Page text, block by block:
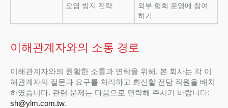
오염 방지 전략
외부 협회 운영에 참여
하기
이해관계자와의 소통 경로
이해관계자와의 원활한 소통과 연락을 위해, 본 회사는 각 이
해관계자의 질문과 요구를 처리하고 회신할 전담 직원을 배치
하였습니다. 관련 문제는 다음으로 연락해 주시기 바랍니다:
sh@ylm.com.tw.